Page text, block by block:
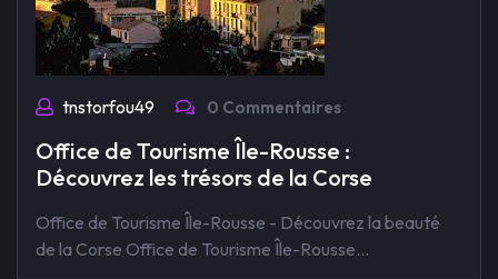
tnstorfou49 0 Commentaires
Office de Tourisme Île-Rousse :
Découvrez les trésors de la Corse
Office de Tourisme Île-Rousse - Découvrez la beauté
de la Corse Office de Tourisme Île-Rousse…